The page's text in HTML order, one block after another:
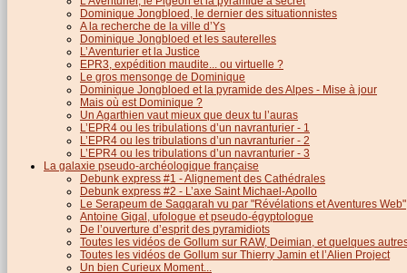
Dominique Jongbloed, le dernier des situationnistes
A la recherche de la ville d’Ys
Dominique Jongbloed et les sauterelles
L’Aventurier et la Justice
EPR3, expédition maudite... ou virtuelle ?
Le gros mensonge de Dominique
Dominique Jongbloed et la pyramide des Alpes - Mise à jour
Mais où est Dominique ?
Un Agarthien vaut mieux que deux tu l’auras
L’EPR4 ou les tribulations d’un navranturier - 1
L’EPR4 ou les tribulations d’un navranturier - 2
L’EPR4 ou les tribulations d’un navranturier - 3
La galaxie pseudo-archéologique française
Debunk express #1 - Alignement des Cathédrales
Debunk express #2 - L’axe Saint Michael-Apollo
Le Serapeum de Saqqarah vu par "Révélations et Aventures Web"
Antoine Gigal, ufologue et pseudo-égyptologue
De l’ouverture d’esprit des pyramidiots
Toutes les vidéos de Gollum sur RAW, Deimian, et quelques
Toutes les vidéos de Gollum sur Thierry Jamin et l’Alien Project
Un bien Curieux Moment...